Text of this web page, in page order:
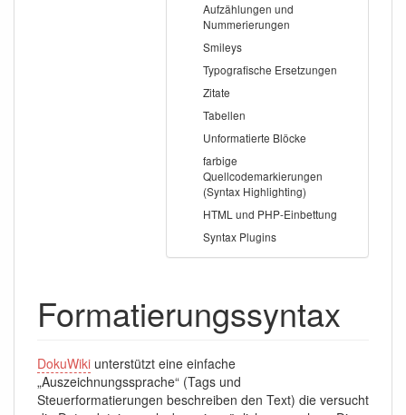
Aufzählungen und
Nummerierungen
Smileys
Typografische Ersetzungen
Zitate
Tabellen
Unformatierte Blöcke
farbige
Quellcodemarkierungen
(Syntax Highlighting)
HTML und PHP-Einbettung
Syntax Plugins
Formatierungssyntax
DokuWiki unterstützt eine einfache
„Auszeichnungssprache“ (Tags und
Steuerformatierungen beschreiben den Text) die versucht